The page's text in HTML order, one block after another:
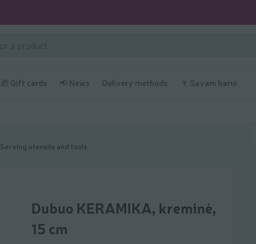
🎁 Gift cards 📢 News Delivery methods 🍷 Savam barui
Serving utensils and tools
Dubuo KERAMIKA, kreminė,
15 cm